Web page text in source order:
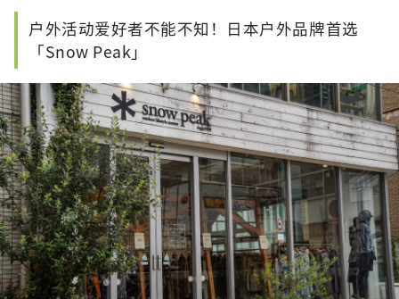
户外活动爱好者不能不知！日本户外品牌首选
「Snow Peak」